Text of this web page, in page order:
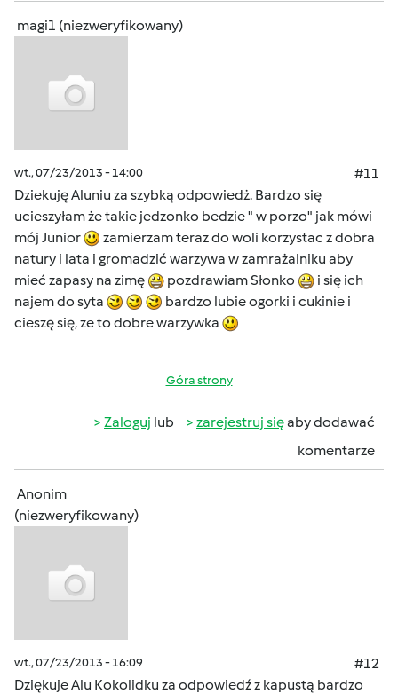
magi1 (niezweryfikowany)
wt., 07/23/2013 - 14:00
#11
Dziekuję Aluniu za szybką odpowiedż. Bardzo się
ucieszyłam że takie jedzonko bedzie " w porzo" jak mówi
mój Junior
zamierzam teraz do woli korzystac z dobra
natury i lata i gromadzić warzywa w zamrażalniku aby
mieć zapasy na zimę
pozdrawiam Słonko
i się ich
najem do syta
bardzo lubie ogorki i cukinie i
cieszę się, ze to dobre warzywka
Góra strony
Zaloguj lub zarejestruj sięaby dodawać
komentarze
Anonim
(niezweryfikowany)
wt., 07/23/2013 - 16:09
#12
Dziękuje Alu Kokolidku za odpowiedź z kapustą bardzo